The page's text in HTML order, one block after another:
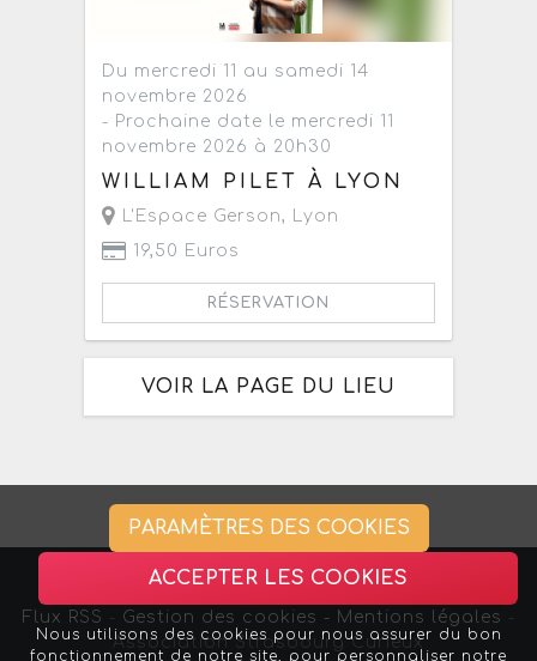
Du mercredi 11 au samedi 14
novembre 2026
- Prochaine date le mercredi 11
novembre 2026 à 20h30
WILLIAM PILET À LYON
L'Espace Gerson,
Lyon
19,50 Euros
RÉSERVATION
VOIR LA PAGE DU LIEU
Flux RSS Gestion des cookies - Mentions légales
Association Strasbourg Curieux
PARAMÈTRES DES COOKIES
ACCEPTER LES COOKIES
Nous utilisons des cookies pour nous assurer du bon
fonctionnement de notre site, pour personnaliser notre